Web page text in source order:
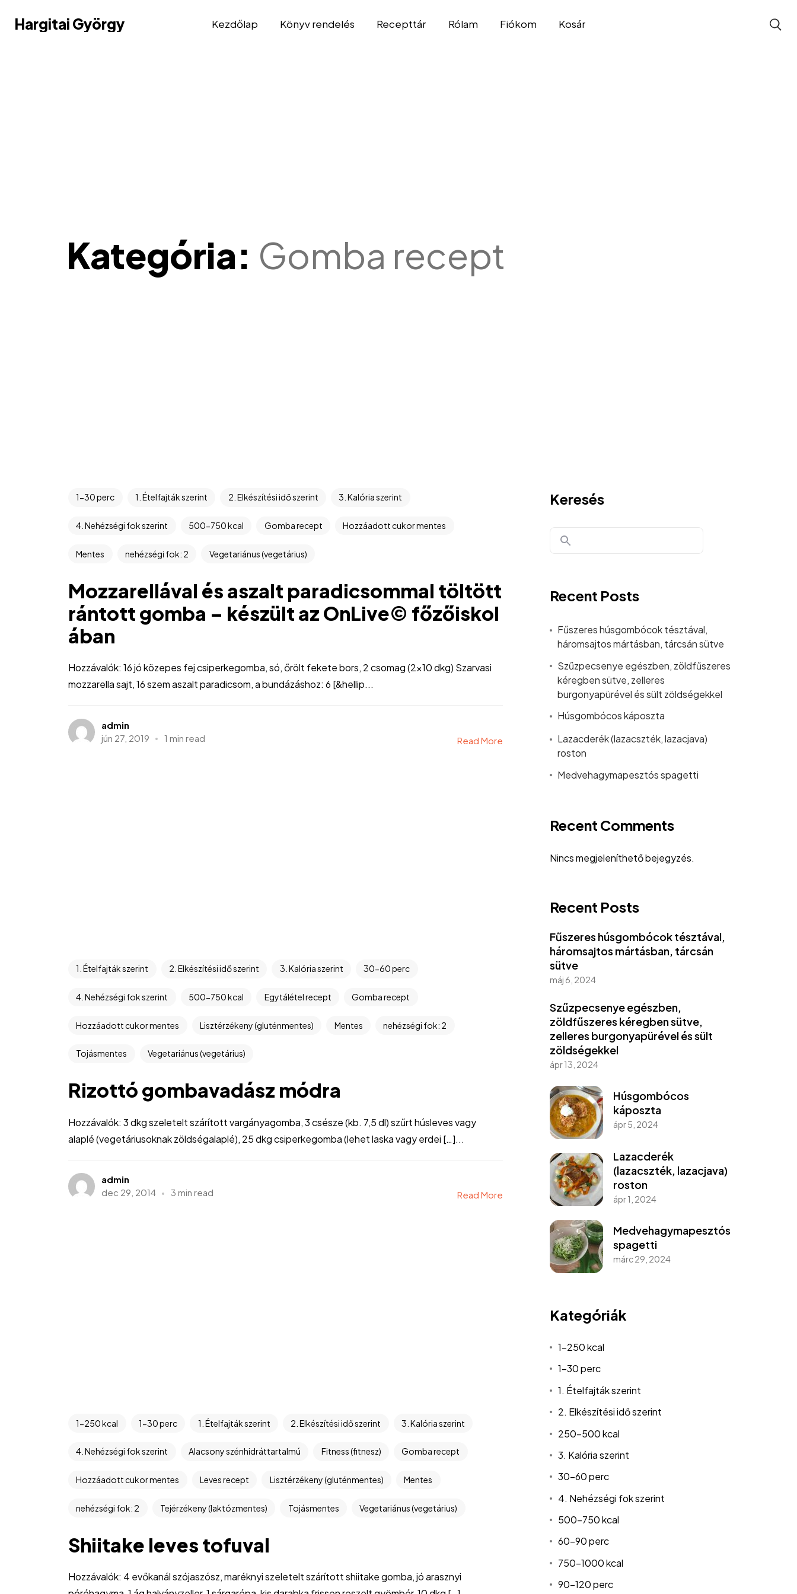
Hargitai György
Hargitai György Kezdőlap Könyv rendelés Recepttár Rólam Fiókom Kosár
Kategória: Gomba recept
1-30 perc 1. Ételfajták szerint 2. Elkészítési idő szerint 3. Kalória szerint
4. Nehézségi fok szerint 500-750 kcal Gomba recept Hozzáadott cukor mentes
Mentes nehézségi fok: 2 Vegetariánus (vegetárius)
Mozzarellával és aszalt paradicsommal töltött
rántott gomba – készült az OnLive© főzőiskol
ában
Hozzávalók: 16 jó közepes fej csiperkegomba, só, őrölt fekete bors, 2 csomag (2×10 dkg) Szarvasi
mozzarella sajt, 16 szem aszalt paradicsom, a bundázáshoz: 6 [&hellip...
admin
jún 27, 2019
1 min read Read More
1. Ételfajták szerint 2. Elkészítési idő szerint 3. Kalória szerint 30-60 perc
4. Nehézségi fok szerint 500-750 kcal Egytálétel recept Gomba recept
Hozzáadott cukor mentes Lisztérzékeny (gluténmentes) Mentes nehézségi fok: 2
Tojásmentes Vegetariánus (vegetárius)
Rizottó gombavadász módra
Hozzávalók: 3 dkg szeletelt szárított vargányagomba, 3 csésze (kb. 7,5 dl) szűrt húsleves vagy
alaplé (vegetáriusoknak zöldségalaplé), 25 dkg csiperkegomba (lehet laska vagy erdei […]...
admin
dec 29, 2014
3 min read Read More
1-250 kcal 1-30 perc 1. Ételfajták szerint 2. Elkészítési idő szerint 3. Kalória szerint
4. Nehézségi fok szerint Alacsony szénhidráttartalmú Fitness (fitnesz) Gomba recept
Hozzáadott cukor mentes Leves recept Lisztérzékeny (gluténmentes) Mentes
nehézségi fok: 2 Tejérzékeny (laktózmentes) Tojásmentes Vegetariánus (vegetárius)
Shiitake leves tofuval
Hozzávalók: 4 evőkanál szójaszósz, maréknyi szeletelt szárított shiitake gomba, jó arasznyi
Keresés
Recent Posts
Fűszeres húsgombócok tésztával,
háromsajtos mártásban, tárcsán sütve
Szűzpecsenye egészben, zöldfűszeres
kéregben sütve, zelleres
burgonyapürével és sült zöldségekkel
Húsgombócos káposzta
Lazacderék (lazacszték, lazacjava)
roston
Medvehagymapesztós spagetti
Recent Comments
Nincs megjeleníthető bejegyzés.
Recent Posts
Fűszeres húsgombócok tésztával,
háromsajtos mártásban, tárcsán
sütve
máj 6, 2024
Szűzpecsenye egészben,
zöldfűszeres kéregben sütve,
zelleres burgonyapürével és sült
zöldségekkel
ápr 13, 2024
Húsgombócos
káposzta
ápr 5, 2024
Lazacderék
(lazacszték, lazacjava)
roston
ápr 1, 2024
Medvehagymapesztós
spagetti
márc 29, 2024
Kategóriák
1-250 kcal
1-30 perc
1. Ételfajták szerint
2. Elkészítési idő szerint
250-500 kcal
3. Kalória szerint
30-60 perc
4. Nehézségi fok szerint
500-750 kcal
60-90 perc
750-1000 kcal
90-120 perc